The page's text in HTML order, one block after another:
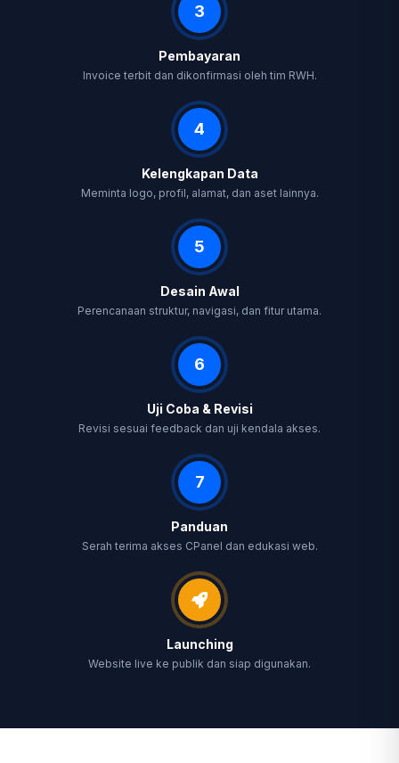
3
Pembayaran
Invoice terbit dan dikonfirmasi oleh tim RWH.
4
Kelengkapan Data
Meminta logo, profil, alamat, dan aset lainnya.
5
Desain Awal
Perencanaan struktur, navigasi, dan fitur utama.
6
Uji Coba & Revisi
Revisi sesuai feedback dan uji kendala akses.
7
Panduan
Serah terima akses CPanel dan edukasi web.
Launching
Website live ke publik dan siap digunakan.